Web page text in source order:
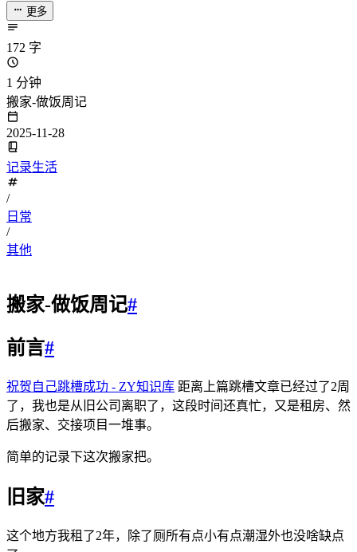
更多
172 字
1 分钟
搬家-做饭周记
2025-11-28
记录生活
/
日常
/
其他
搬家-做饭周记#
前言#
祝贺自己跳槽成功 - ZY知识库 距离上篇跳槽文章已经过了2周
了，我也是从旧公司离职了，这段时间还真忙，又是租房、然
后搬家、交接项目一堆事。
简单的记录下这次搬家把。
旧家#
这个地方我租了2年，除了厕所有点小有点潮湿外也没啥缺点